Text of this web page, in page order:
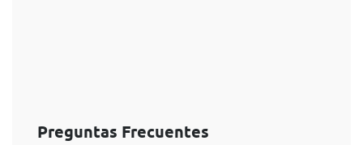
Preguntas Frecuentes